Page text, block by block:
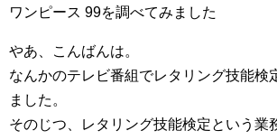
ワンピース 99を調べてみました
やあ、こんばんは。
なんかのテレビ番組でレタリング技能検
ました。
そのじつ、レタリング技能検定という業